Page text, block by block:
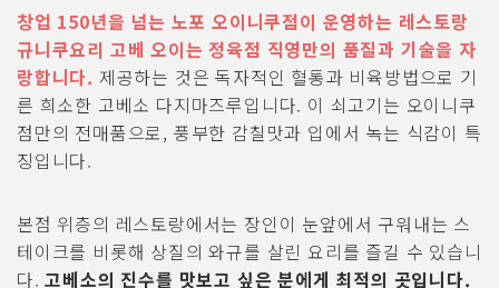
창업 150년을 넘는 노포 오이니쿠점이 운영하는 레스토랑
규니쿠요리 고베 오이는 정육점 직영만의 품질과 기술을 자
랑합니다. 제공하는 것은 독자적인 혈통과 비육방법으로 기
른 희소한 고베소 다지마즈루입니다. 이 쇠고기는 오이니쿠
점만의 전매품으로, 풍부한 감칠맛과 입에서 녹는 식감이 특
징입니다.
본점 위층의 레스토랑에서는 장인이 눈앞에서 구워내는 스
테이크를 비롯해 상질의 와규를 살린 요리를 즐길 수 있습니
다.고베소의 진수를 맛보고 싶은 분에게 최적의 곳입니다.